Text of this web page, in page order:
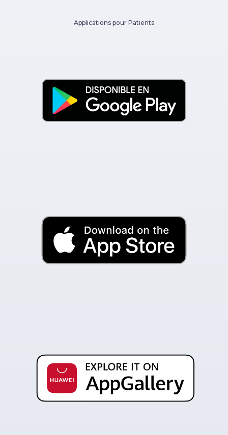
Applications pour Patients